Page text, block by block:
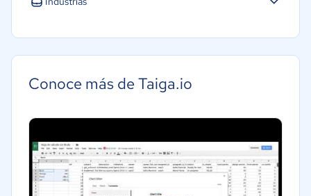
Hotelería / Viajes
Legales
Farmacéutica
Bienes raíces
Conoce más de Taiga.io